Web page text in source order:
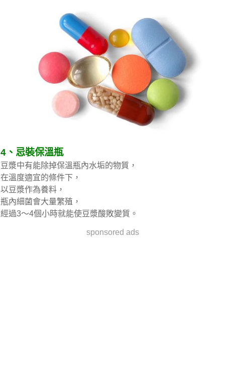
4、忌裝保溫瓶
豆漿中有能除掉保溫瓶內水垢的物質，
在溫度適宜的條件下，
以豆漿作為養料，
瓶內細菌會大量繁殖，
經過3～4個小時就能使豆漿酸敗變質。
sponsored ads